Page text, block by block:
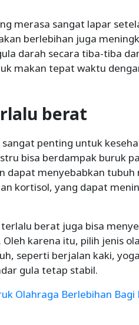
merasa sangat lapar
berlebihan juga
darah secara tiba-tiba
makan tepat waktu
berat
penting untuk
bisa berdampak buruk
dapat menyebabkan
kortisol, yang dapat
berat juga bisa
karena itu, pilih jenis
seperti berjalan kaki,
gula tetap stabil.
Olahraga Berlebihan Bagi